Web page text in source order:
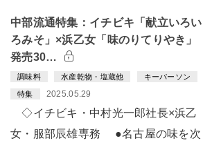
中部流通特集：イチビキ「献立いろい
ろみそ」×浜乙女「味のりてりやき」
発売30…
調味料 水産乾物・塩蔵他 キーパーソン
特集 2025.05.29
◇イチビキ・中村光一郎社長×浜乙
女・服部辰雄専務 ●名古屋の味を次